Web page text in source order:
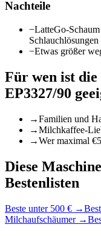
Nachteile
−LatteGo-
Schlauchlösungen
−Etwas größer
Für wen ist die
EP3327/90
→Familien und
→Milchkaffee-
→Wer maximal
Diese
Bestenlisten
Beste unter 500 € →
Milchaufschäumer→